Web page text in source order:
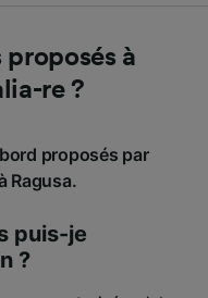
proposés à
re ?
proposés par
Ragusa.
puis-je
?